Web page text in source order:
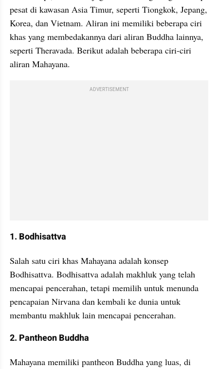
pesat di kawasan Asia Timur, seperti Tiongkok, Jepang,
Korea, dan Vietnam. Aliran ini memiliki beberapa ciri
khas yang membedakannya dari aliran Buddha lainnya,
seperti Theravada. Berikut adalah beberapa ciri-ciri
aliran Mahayana.
ADVERTISEMENT
1. Bodhisattva
Salah satu ciri khas Mahayana adalah konsep
Bodhisattva. Bodhisattva adalah makhluk yang telah
mencapai pencerahan, tetapi memilih untuk menunda
pencapaian Nirvana dan kembali ke dunia untuk
membantu makhluk lain mencapai pencerahan.
2. Pantheon Buddha
Mahayana memiliki pantheon Buddha yang luas, di